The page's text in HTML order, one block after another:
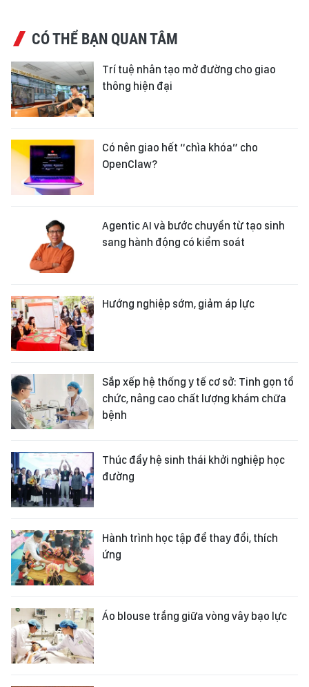
CÓ THỂ BẠN QUAN TÂM
Trí tuệ nhân tạo mở đường cho giao
thông hiện đại
Có nên giao hết “chìa khóa” cho
OpenClaw?
Agentic AI và bước chuyển từ tạo sinh
sang hành động có kiểm soát
Hướng nghiệp sớm, giảm áp lực
Sắp xếp hệ thống y tế cơ sở: Tinh gọn tổ
chức, nâng cao chất lượng khám chữa
bệnh
Thúc đẩy hệ sinh thái khởi nghiệp học
đường
Hành trình học tập để thay đổi, thích
ứng
Áo blouse trắng giữa vòng vây bạo lực